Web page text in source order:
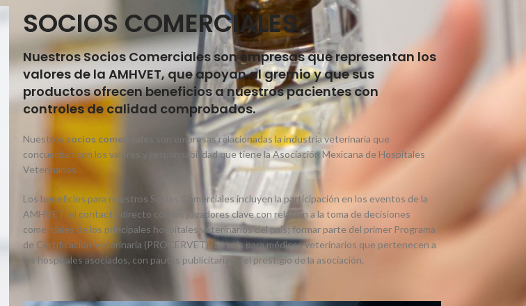
SOCIOS COMERCIALES
Nuestros Socios Comerciales son empresas que representan los
valores de la AMHVET, que apoyan al gremio y que sus
productos ofrecen beneficios a nuestros pacientes con
controles de calidad comprobados.
Nuestros socios comerciales
son empresas relacionadas la industria veterinaria que
concuerdan con los valores y responsabilidad que tiene la Asociación Mexicana de Hospitales
Veterinarios.
Los beneficios para nuestros Socios Comerciales incluyen la participación en los eventos de la
AMHVET; el contacto directo con los jugadores clave con relación a la toma de decisiones
comerciales de los principales hospitales veterinarios del país; formar parte del primer Programa
de Certificación Veterinaria (PROCERVET) del país para médicos veterinarios que pertenecen a
los hospitales asociados, con pautas publicitarias y el prestigio de la asociación.